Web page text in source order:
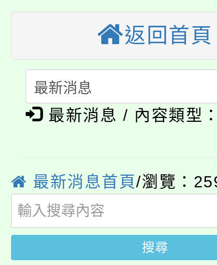
視費優惠，中低收入戶
半價優惠，詳情可洽有
者。
大園自造教育及科技中
份教師增能研習
大溪自造教育及科技
份教師研習
淨零綠生活教案入校路
會
115年食農教育專業人
程
「本色祭」8/29、30在
局官網。
8月14至27日，桃園電
開!
115年桃園市運動會8/
田徑場及游泳池舉行。
桃園市低收入戶享有免
視費優惠，中低收入戶
大園自造教育及科技
返回首頁
最新消息 / 內容類型
最新消息首頁/瀏覽：
搜尋